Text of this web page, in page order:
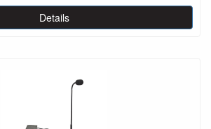
Details